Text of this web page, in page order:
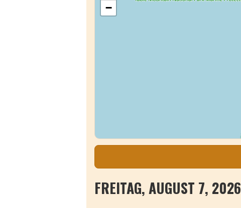
−
FREITAG, AUGUST 7, 2026